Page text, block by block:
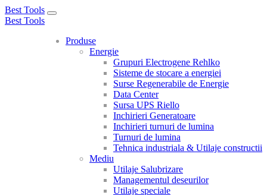
Best Tools
Toggle
Best Tools
Produse
Energie
Grupuri Electrogene Rehlko
Sisteme de stocare a energiei
Surse Regenerabile de Energie
Data Center
Sursa UPS Riello
Inchirieri Generatoare
Inchirieri turnuri de lumina
Turnuri de lumina
Tehnica industriala & Utilaje constructii
Mediu
Utilaje Salubrizare
Managementul deseurilor
Utilaje speciale